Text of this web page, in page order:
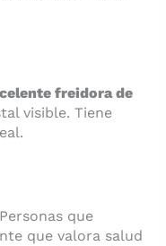
freidora de
visible. Tiene
que
que valora salud